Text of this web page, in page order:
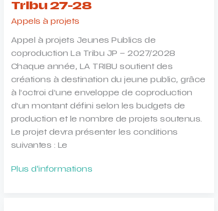
Tribu 27-28
Appels à projets
Appel à projets Jeunes Publics de
coproduction La Tribu JP – 2027/2028
Chaque année, LA TRIBU soutient des
créations à destination du jeune public, grâce
à l’octroi d’une enveloppe de coproduction
d’un montant défini selon les budgets de
production et le nombre de projets soutenus.
Le projet devra présenter les conditions
suivantes : Le
Appel
Plus d'informations